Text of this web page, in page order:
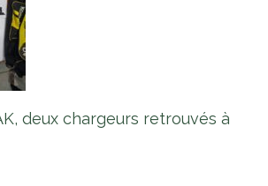
deux chargeurs retrouvés à